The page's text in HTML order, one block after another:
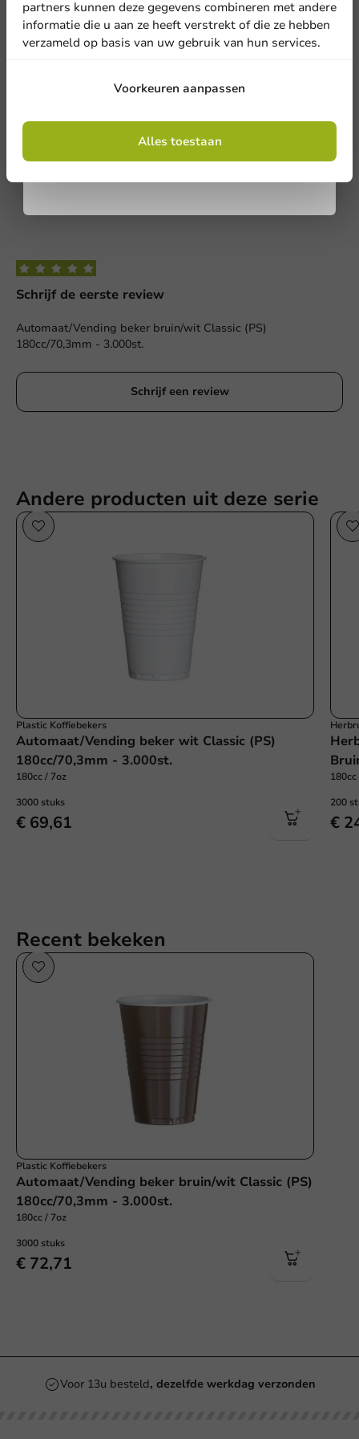
Deel jouw ervaring
Ben je bekend met dit artikel? Deel jouw ervaring met andere
en laat weten wat je er van vindt!
Schrijf een review
Schrijf de eerste review
Automaat/Vending beker bruin/wit Classic (PS)
180cc/70,3mm - 3.000st.
Schrijf een review
Andere producten uit deze serie
Plastic Koffiebekers
Automaat/Vending beker wit Classic (PS)
180cc/70,3mm - 3.000st.
180cc / 7oz
3000 stuks
€ 69,61
200
€
Recent bekeken
Plastic Koffiebekers
Automaat/Vending beker bruin/wit Classic (PS)
180cc/70,3mm - 3.000st.
180cc / 7oz
3000 stuks
€ 72,71
Voor 13u besteld, dezelfde werkdag verzonden
partners kunnen deze gegevens combineren met andere
informatie die u aan ze heeft verstrekt of die ze hebben
verzameld op basis van uw gebruik van hun services.
Voorkeuren aanpassen
Alles toestaan
Aanmelden
Door je in te schrijven, ga je akkoord met de
algemene voorwaarden